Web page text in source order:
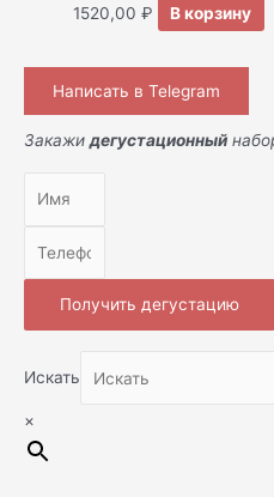
1520,00₽ В корзину
Написать в Telegram
Закажи дегустационный
Получить дегустацию
Искать
×